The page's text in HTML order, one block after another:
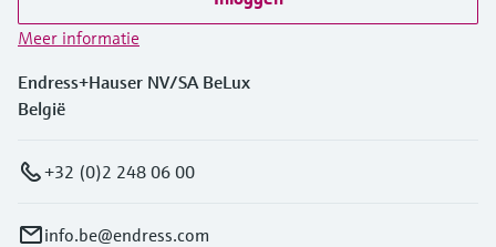
Meer informatie
Endress+Hauser NV/SA BeLux
België
+32 (0)2 248 06 00
info.be@endress.com